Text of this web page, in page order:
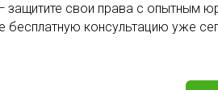
защитите свои права с опытным
бесплатную консультацию уже